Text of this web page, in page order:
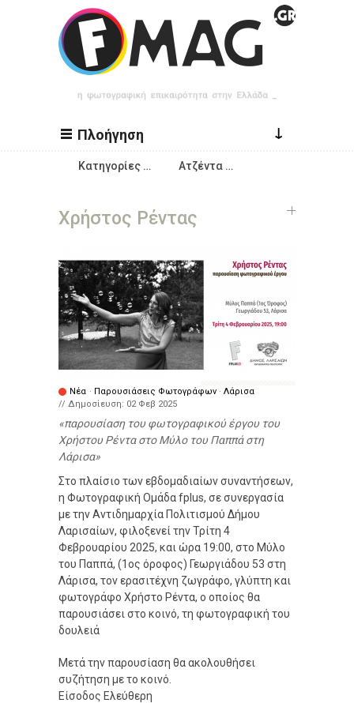
Παράκαμψη προς το κυρίως περιεχόμενο
Πλοήγηση ↓
Κατηγορίες … Ατζέντα …
Χρήστος Ρέντας
Νέα · Παρουσιάσεις Φωτογράφων · Λάρισα
// Δημοσίευση: 02 Φεβ 2025
παρουσίαση του φωτογραφικού έργου του
Χρήστου Ρέντα στο Μύλο του Παππά στη
Λάρισα
Στο πλαίσιο των εβδομαδιαίων συναντήσεων,
η Φωτογραφική Ομάδα fplus, σε συνεργασία
με την Αντιδημαρχία Πολιτισμού Δήμου
Λαρισαίων, φιλοξενεί την Τρίτη 4
Φεβρουαρίου 2025, και ώρα 19:00, στο Μύλο
του Παππά, (1ος όροφος) Γεωργιάδου 53 στη
Λάρισα, τον ερασιτέχνη ζωγράφο, γλύπτη και
φωτογράφο Χρήστο Ρέντα, ο οποίος θα
παρουσιάσει στο κοινό, τη φωτογραφική του
δουλειά
Μετά την παρουσίαση θα ακολουθήσει
συζήτηση με το κοινό.
Είσοδος Ελεύθερη